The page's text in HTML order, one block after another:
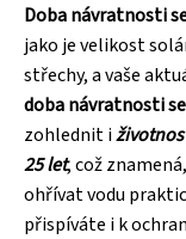
Doba návratnosti
jako je velikost
střechy, a vaše
doba návratnosti
zohlednit i
25 let, což
ohřívat vodu
přispíváte i k